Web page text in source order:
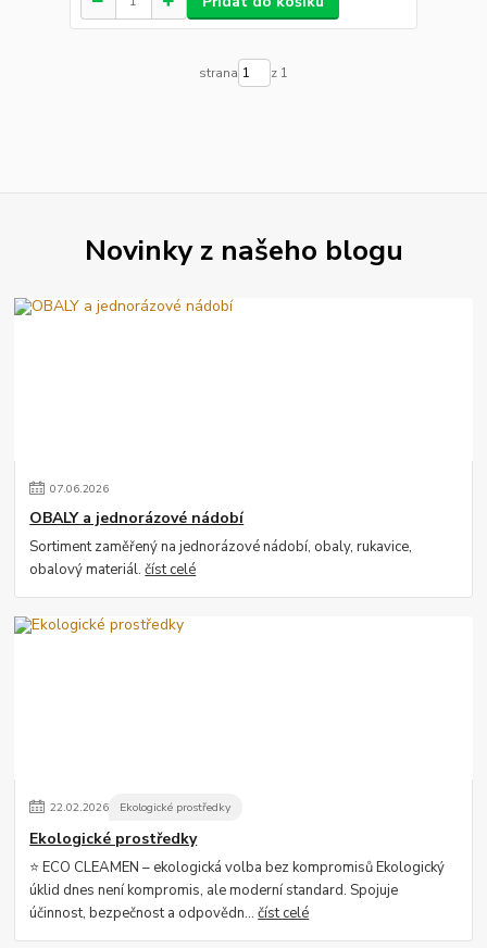
strana z 1
Novinky z našeho blogu
07.06.2026
OBALY a jednorázové nádobí
Sortiment zaměřený na jednorázové nádobí, obaly, rukavice,
obalový materiál.číst celé
22.02.2026 Ekologické prostředky
Ekologické prostředky
⭐ ECO CLEAMEN – ekologická volba bez kompromisů Ekologický
úklid dnes není kompromis, ale moderní standard. Spojuje
účinnost, bezpečnost a odpovědn...číst celé